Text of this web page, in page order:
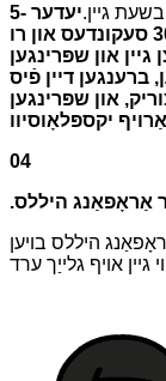
גיין.
יעדער 5-
10 מינוט פון גיין, איר וועט שפּרינגען פֿאַר 30 סעקונדעס און רו
גיין און שפּרינגען
ברענגען דיין פֿיס
און שפּרינגען
04
אַראָפאַנג היללס
היללס בויען